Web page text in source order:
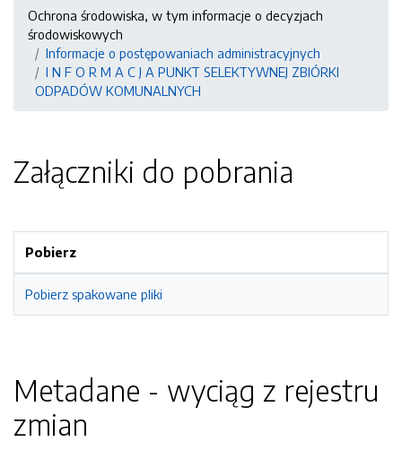
Ochrona środowiska, w tym informacje o decyzjach
środowiskowych
Informacje o postępowaniach administracyjnych
I N F O R M A C J A PUNKT SELEKTYWNEJ ZBIÓRKI
ODPADÓW KOMUNALNYCH
Załączniki do pobrania
Pobierz
Pobierz spakowane pliki
Metadane - wyciąg z rejestru
zmian